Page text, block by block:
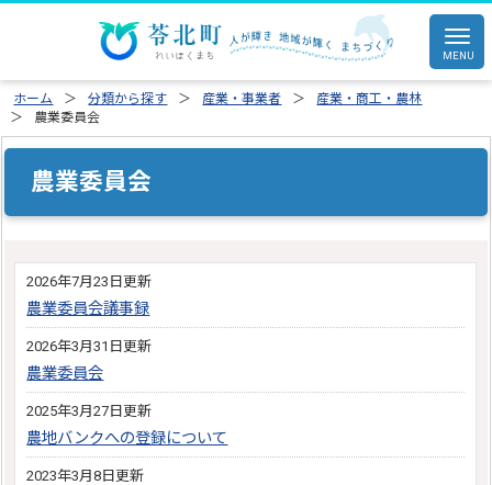
ホーム 分類から探す 産業・事業者
産業・商工・農林
農業委員会
農業委員会
2026年7月23日更新
農業委員会議事録
2026年3月31日更新
農業委員会
2025年3月27日更新
農地バンクへの登録について
2023年3月8日更新